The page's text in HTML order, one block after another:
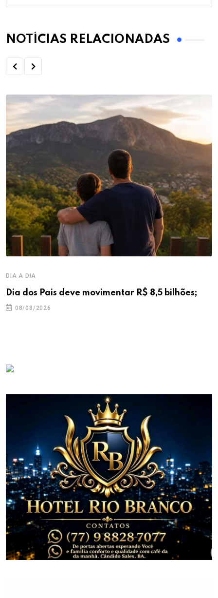
NOTÍCIAS RELACIONADAS
DIA A DIA
Dia dos Pais deve movimentar R$ 8,5 bilhões;
08/08/2026